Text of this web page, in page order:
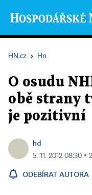
HN.cz › Hn
O osudu
obě strany
je pozitivní
hd
5. 11. 2012 08:30 ▪
ODEBÍRAT AUTORA